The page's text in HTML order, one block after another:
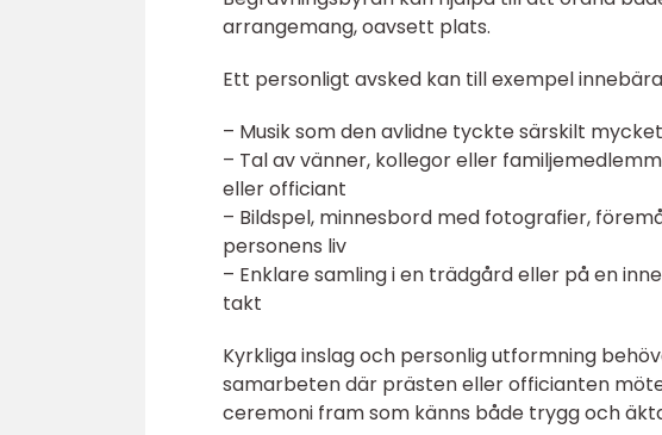
arrangemang, oavsett plats.
Ett personligt avsked kan till exempel
– Musik som den avlidne tyckte särskilt
– Tal av vänner, kollegor eller
eller officiant
– Bildspel, minnesbord med fotografier,
personens liv
– Enklare samling i en trädgård eller på en
takt
Kyrkliga inslag och personlig utformning
samarbeten där prästen eller officianten
ceremoni fram som känns både trygg och